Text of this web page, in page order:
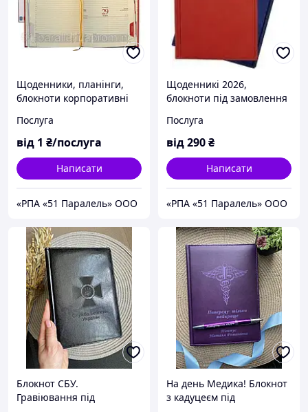
Щоденники, планінги,
блокноти корпоративні
Послуга
від 1 ₴/послуга
Написати
«РПА «51 Паралель» ООО
Щоденникі 2026,
блокноти під замовлення
Послуга
від290₴
Написати
«РПА «51 Паралель» ООО
Блокнот СБУ.
Гравіювання під
На день Медика! Блокнот
з кадуцеєм під